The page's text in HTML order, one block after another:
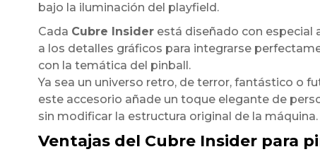
bajo la iluminación del playfield.
Cada Cubre Insiderestá diseñado con especial
a los detalles gráficos para integrarse
con la temática del pinball.
Ya sea un universo retro, de terror, fantástico o
este accesorio añade un toque elegante de
sin modificar la estructura original de la máquina.
Ventajas del Cubre Insider para